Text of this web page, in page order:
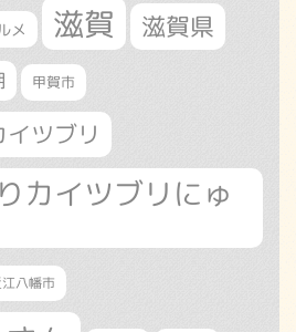
メ 滋賀 滋賀県
甲賀市
ツブリ
カイツブリにゅ
八幡市